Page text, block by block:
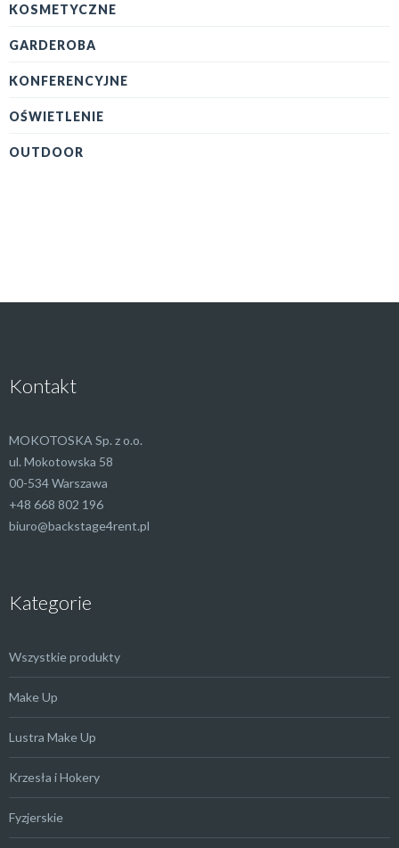
KOSMETYCZNE
GARDEROBA
KONFERENCYJNE
OŚWIETLENIE
OUTDOOR
Kontakt
MOKOTOSKA Sp. z o.o.
ul. Mokotowska 58
00-534 Warszawa
+48 668 802 196
biuro@backstage4rent.pl
Kategorie
Wszystkie produkty
Make Up
Lustra Make Up
Krzesła i Hokery
Fyzjerskie